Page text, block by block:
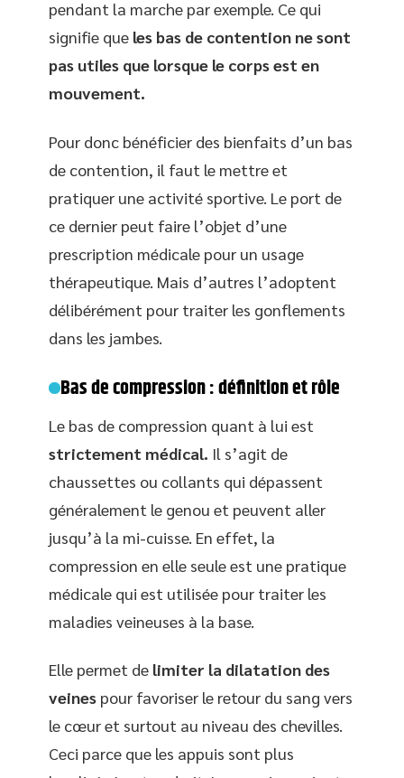
pendant la marche par exemple. Ce qui
signifie que les bas de contention ne sont
pas utiles que lorsque le corps est en
mouvement.
Pour donc bénéficier des bienfaits d’un bas
de contention, il faut le mettre et
pratiquer une activité sportive. Le port de
ce dernier peut faire l’objet d’une
prescription médicale pour un usage
thérapeutique. Mais d’autres l’adoptent
délibérément pour traiter les gonflements
dans les jambes.
Bas de compression : définition et rôle
Le bas de compression quant à lui est
strictement médical. Il s’agit de
chaussettes ou collants qui dépassent
généralement le genou et peuvent aller
jusqu’à la mi-cuisse. En effet, la
compression en elle seule est une pratique
médicale qui est utilisée pour traiter les
maladies veineuses à la base.
Elle permet de limiter la dilatation des
veines pour favoriser le retour du sang vers
le cœur et surtout au niveau des chevilles.
Ceci parce que les appuis sont plus